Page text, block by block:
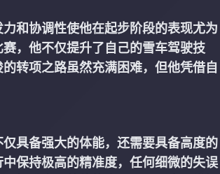
和协调性使他在起步阶段的表现尤为
，他不仅提升了自己的雪车驾驶技
转项之路虽然充满困难，但他凭借自
具备强大的体能，还需要具备高度的
保持极高的精准度，任何细微的失误